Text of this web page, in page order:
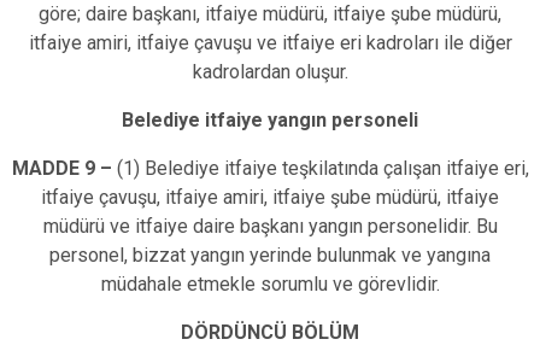
göre; daire başkanı, itfaiye müdürü, itfaiye şube müdürü,
itfaiye amiri, itfaiye çavuşu ve itfaiye eri kadroları ile diğer
kadrolardan oluşur.
Belediye itfaiye yangın personeli
MADDE 9 – (1) Belediye itfaiye teşkilatında çalışan itfaiye eri,
itfaiye çavuşu, itfaiye amiri, itfaiye şube müdürü, itfaiye
müdürü ve itfaiye daire başkanı yangın personelidir. Bu
personel, bizzat yangın yerinde bulunmak ve yangına
müdahale etmekle sorumlu ve görevlidir.
DÖRDÜNCÜ BÖLÜM